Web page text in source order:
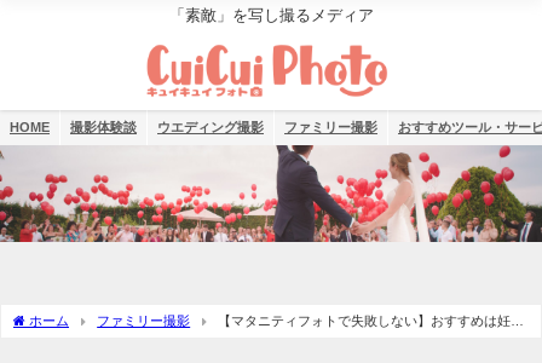
「素敵」を写し撮るメディア
HOME 撮影体験談 ウエディング撮影 ファミリー撮影 おすすめツール・サー
ホーム ファミリー撮影
【マタニティフォトで失敗しない】おすすめは妊娠